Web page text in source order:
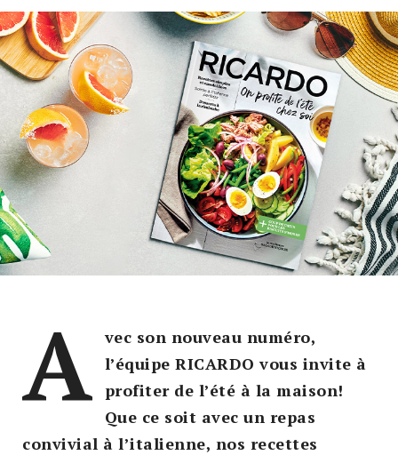
A vec son nouveau numéro,
l’équipe RICARDO vous invite à
profiter de l’été à la maison!
Que ce soit avec un repas
convivial à l’italienne, nos recettes